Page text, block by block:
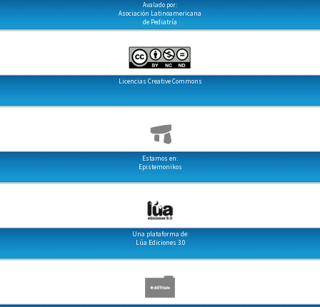
Avalado por:
Asociación Latinoamericana
de Pediatría
Licencias Creative Commons
Estamos en:
Epistemonikos
Una plataforma de:
Lúa Ediciones 3.0